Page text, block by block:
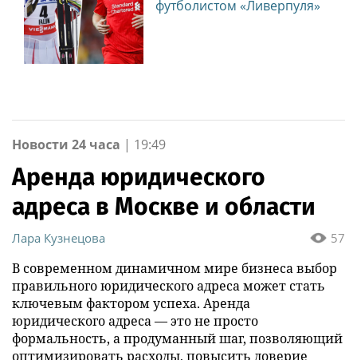
футболистом «Ливерпуля»
Новости 24 часа | 19:49
Аренда юридического
адреса в Москве и области
57
Лара Кузнецова
В современном динамичном мире бизнеса выбор
правильного юридического адреса может стать
ключевым фактором успеха. Аренда
юридического адреса — это не просто
формальность, а продуманный шаг, позволяющий
оптимизировать расходы, повысить доверие